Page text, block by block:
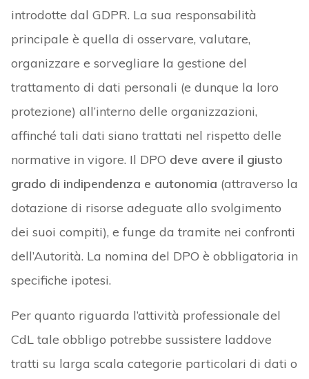
introdotte dal GDPR. La sua responsabilità
principale è quella di osservare, valutare,
organizzare e sorvegliare la gestione del
trattamento di dati personali (e dunque la loro
protezione) all’interno delle organizzazioni,
affinché tali dati siano trattati nel rispetto delle
normative in vigore. Il DPO deve avere il giusto
grado di indipendenza e autonomia (attraverso la
dotazione di risorse adeguate allo svolgimento
dei suoi compiti), e funge da tramite nei confronti
dell’Autorità. La nomina del DPO è obbligatoria in
specifiche ipotesi.
Per quanto riguarda l’attività professionale del
CdL tale obbligo potrebbe sussistere laddove
tratti su larga scala categorie particolari di dati o